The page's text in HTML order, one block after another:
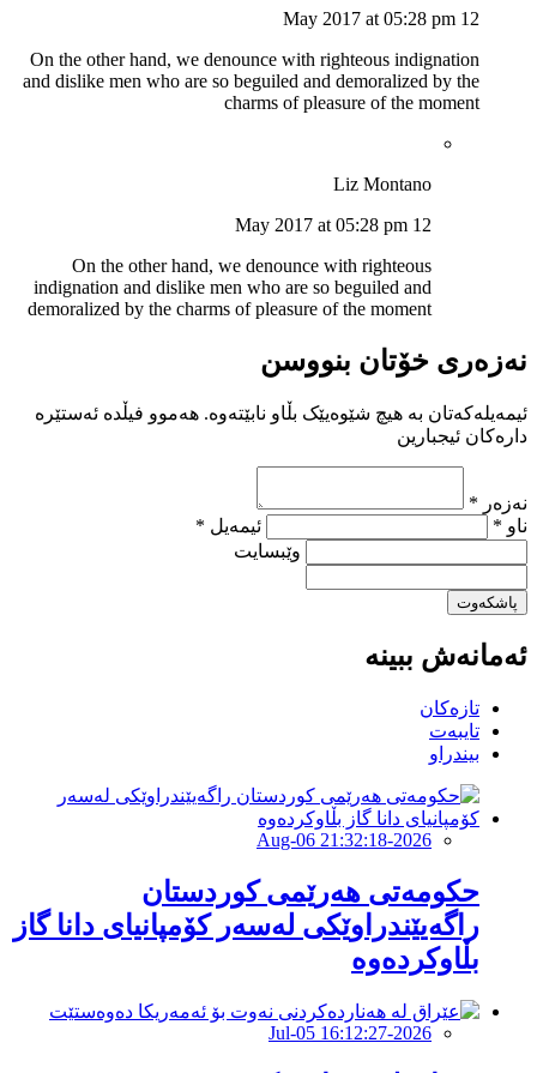
12 May 2017 at 05:28 pm
On the other hand, we denounce with righteous indignation
and dislike men who are so beguiled and demoralized by the
charms of pleasure of the moment
Liz Montano
12 May 2017 at 05:28 pm
On the other hand, we denounce with righteous
indignation and dislike men who are so beguiled and
demoralized by the charms of pleasure of the moment
نەزەری خۆتان بنووسن
ئیمەیلەکەتان بە هیچ شێوەیێک بڵاو نابێتەوە. هەموو فیڵدە ئەستێرە
دارەکان ئیجبارین
نەزەر *
ناو *
ئیمەیل *
وێبسایت
پاشکەوت
ئەمانەش ببینە
تازەکان
تایبەت
بیندراو
2026-Aug-06 21:32:18
حکومەتى هەرێمى کوردستان
راگەیێندراوێکى لەسەر کۆمپانیاى دانا گاز
بڵاوکردەوە
2026-Jul-05 16:12:27